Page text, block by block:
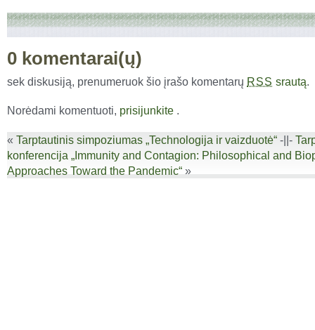
0 komentarai(ų)
sek diskusiją, prenumeruok šio įrašo komentarų RSS srautą.
Norėdami komentuoti, prisijunkite .
« Tarptautinis simpoziumas „Technologija ir vaizduotė“ -||-
konferencija „Immunity and Contagion: Philosophical and
Approaches Toward the Pandemic“ »